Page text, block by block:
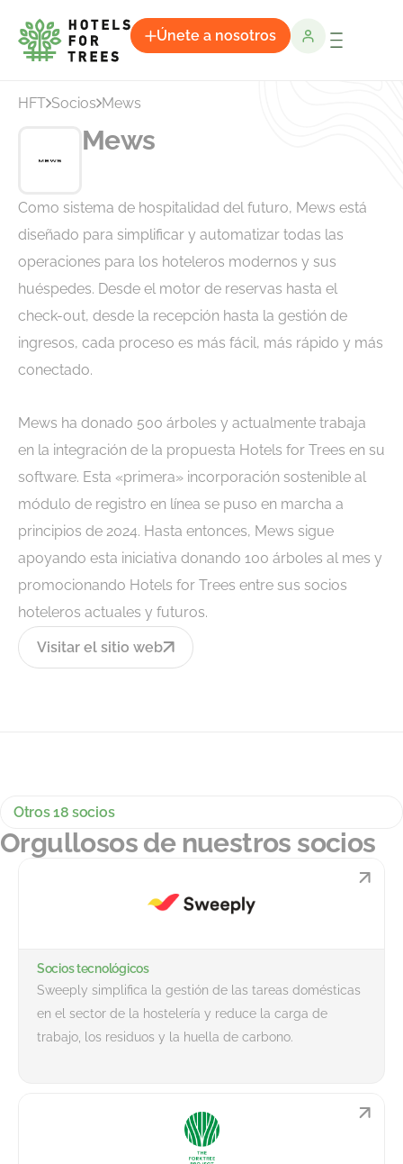
Únete a nosotros
HFT Socios Mews
Mews
Como sistema de hospitalidad del futuro, Mews está
diseñado para simplificar y automatizar todas las
operaciones para los hoteleros modernos y sus
huéspedes. Desde el motor de reservas hasta el
check-out, desde la recepción hasta la gestión de
ingresos, cada proceso es más fácil, más rápido y más
conectado.
Mews ha donado 500 árboles y actualmente trabaja
en la integración de la propuesta Hotels for Trees en su
software. Esta «primera» incorporación sostenible al
módulo de registro en línea se puso en marcha a
principios de 2024. Hasta entonces, Mews sigue
apoyando esta iniciativa donando 100 árboles al mes y
promocionando Hotels for Trees entre sus socios
hoteleros actuales y futuros.
Visitar el sitio web
Otros 18 socios
Orgullosos de nuestros socios
Socios tecnológicos
Sweeply simplifica la gestión de las tareas domésticas
en el sector de la hostelería y reduce la carga de
trabajo, los residuos y la huella de carbono.